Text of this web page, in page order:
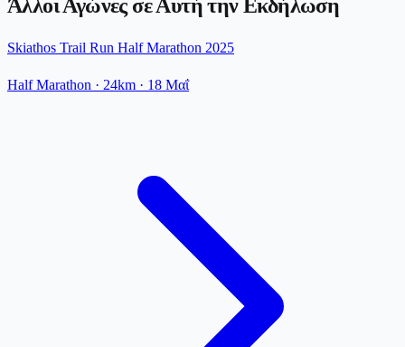
Άλλοι Αγώνες σε Αυτή την Εκδήλωση
Skiathos Trail Run Half Marathon 2025
Half Marathon · 24km · 18 Μαΐ